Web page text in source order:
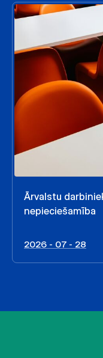
Ārvalstu
nepieciešamība
2026 - 07 - 28